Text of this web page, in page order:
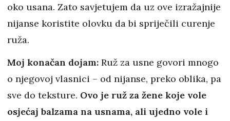
oko usana. Zato savjetujem da uz ove izražajnije
nijanse koristite olovku da bi spriječili curenje
ruža.
Moj konačan dojam: Ruž za usne govori mnogo
o njegovoj vlasnici – od nijanse, preko oblika, pa
sve do teksture. Ovo je ruž za žene koje vole
osjećaj balzama na usnama, ali ujedno vole i